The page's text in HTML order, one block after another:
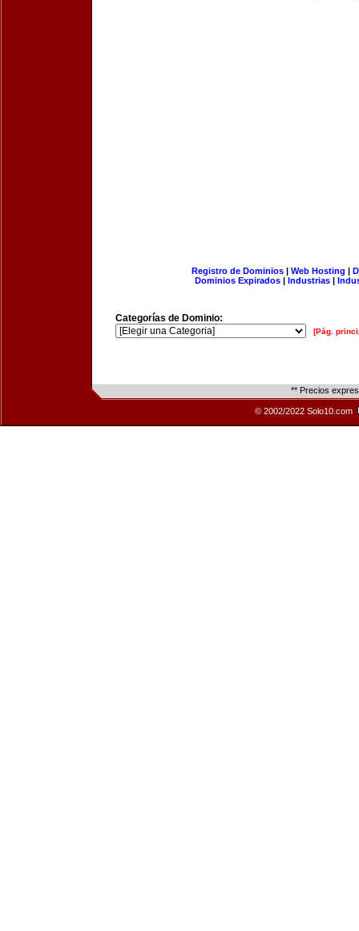
Registro de Dominios| Web Hosting |
Dominios Expirados | Industrias |
Categorías de Dominio:
[Pág.
** Precios
© 2002/2022 Solo10.com